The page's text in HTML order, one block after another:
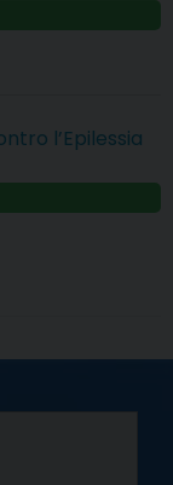
l’Epilessia